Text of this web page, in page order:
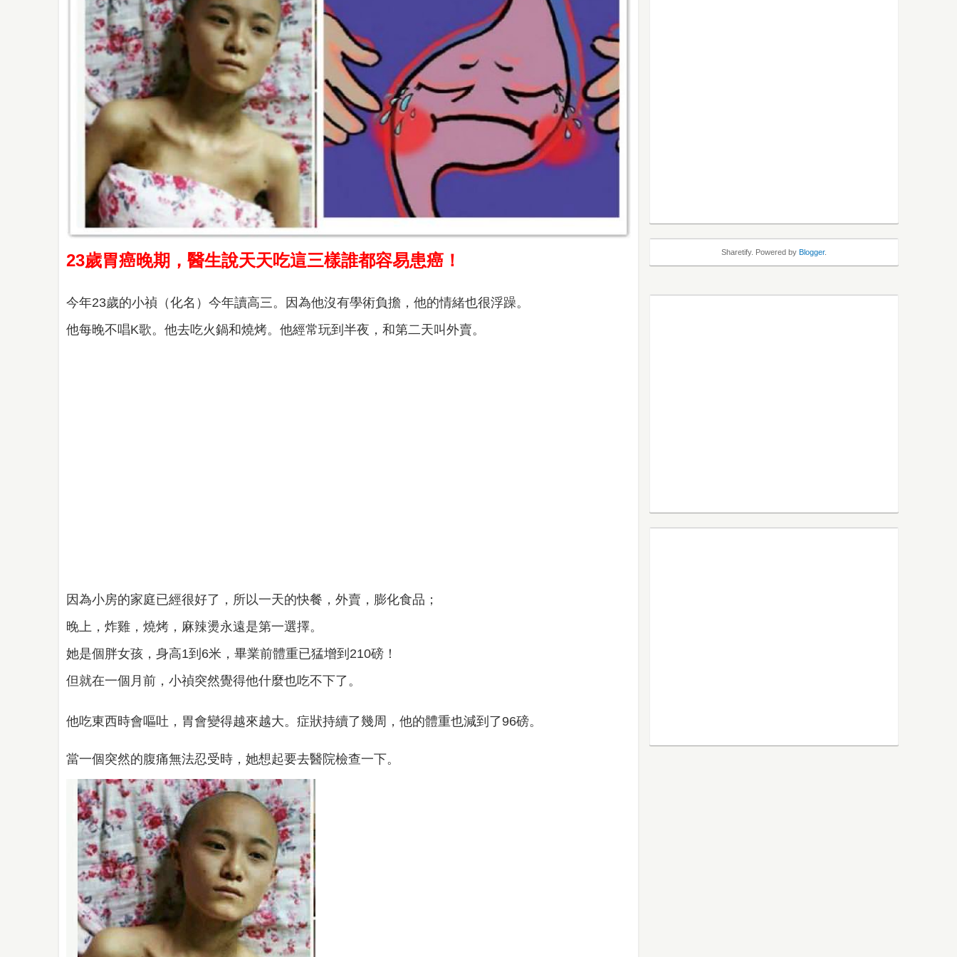
23歲胃癌晚期，醫生說天天吃這三樣誰都容易患癌！
今年23歲的小禎（化名）今年讀高三。因為他沒有學術負擔，他的情緒也很浮躁。
他每晚不唱K歌。他去吃火鍋和燒烤。他經常玩到半夜，和第二天叫外賣。
因為小房的家庭已經很好了，所以一天的快餐，外賣，膨化食品；
晚上，炸雞，燒烤，麻辣燙永遠是第一選擇。
她是個胖女孩，身高1到6米，畢業前體重已猛增到210磅！
但就在一個月前，小禎突然覺得他什麼也吃不下了。
他吃東西時會嘔吐，胃會變得越來越大。症狀持續了幾周，他的體重也減到了96磅。
當一個突然的腹痛無法忍受時，她想起要去醫院檢查一下。
Sharetify. Powered by Blogger.